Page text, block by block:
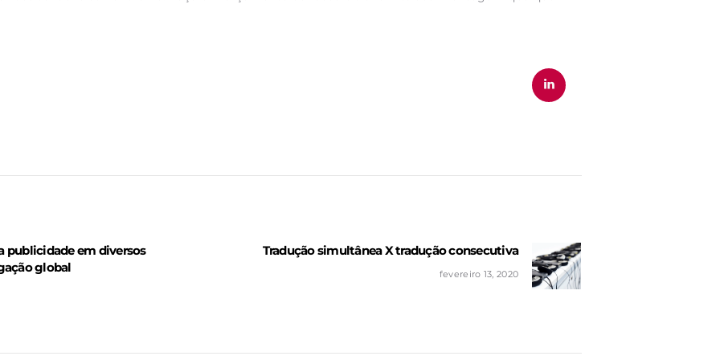
publicidade em diversos
global
Next
post:
Tradução simultânea X tradução consecutiva
fevereiro 13, 2020